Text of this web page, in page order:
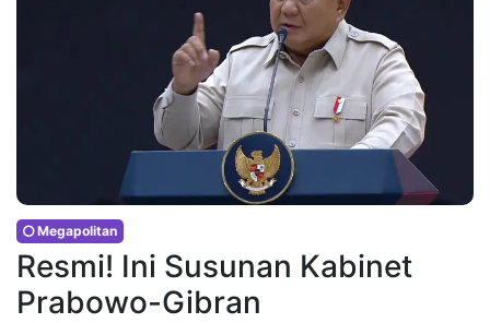
Megapolitan
Resmi! Ini Susunan Kabinet
Prabowo-Gibran